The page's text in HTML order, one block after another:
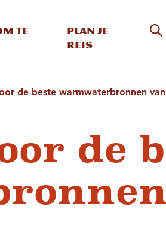
te
Plan je
reis
de beste warmwaterbronnen
de